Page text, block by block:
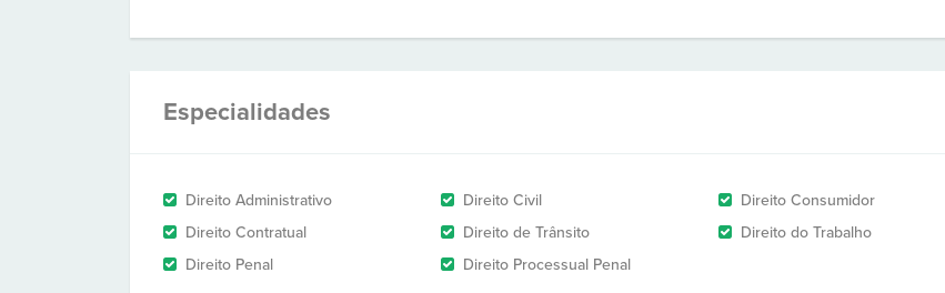
Especialidades
Direito Administrativo Direito Civil
Direito Consumidor
Direito Contratual
Direito de Trânsito
Direito do Trabalho
Direito Penal
Direito Processual Penal